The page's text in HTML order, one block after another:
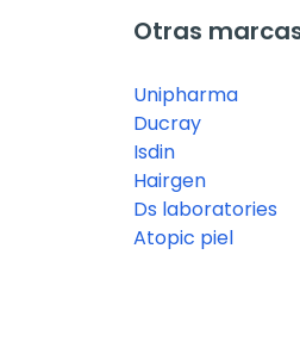
Otras
Unipharma
Ducray
Isdin
Hairgen
Ds laboratories
Atopic piel